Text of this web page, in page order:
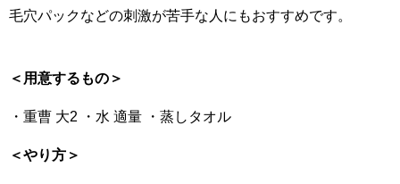
毛穴パックなどの刺激が苦手な人にもおすすめです。
＜用意するもの＞
・重曹 大2 ・水 適量 ・蒸しタオル
＜やり方＞